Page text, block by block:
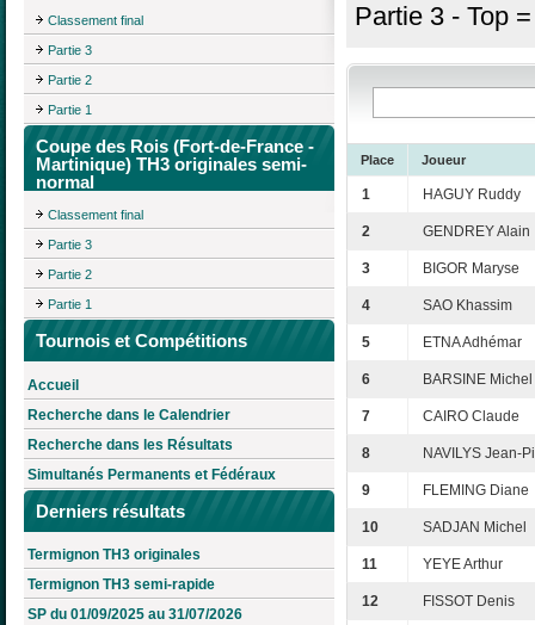
Classement final
Partie 3
Partie 2
Partie 1
Coupe des Rois (Fort-de-France -
Martinique) TH3 originales semi-
normal
Classement final
Partie 3
Partie 2
Partie 1
Tournois et Compétitions
Accueil
Recherche dans le Calendrier
Recherche dans les Résultats
Simultanés Permanents et Fédéraux
Derniers résultats
Termignon TH3 originales
Termignon TH3 semi-rapide
SP du 01/09/2025 au 31/07/2026
Partie 3 - Top
Place Joueur
1 HAGUY Ruddy
2 GENDREY Alain
3 BIGOR Maryse
4 SAO Khassim
5 ETNA Adhémar
6 BARSINE Michel
7 CAIRO Claude
8 NAVILYS Jean-
9 FLEMING Diane
10 SADJAN Michel
11 YEYE Arthur
12 FISSOT Denis